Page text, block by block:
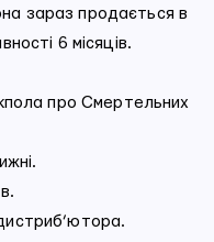
зараз продається в
6 місяців.
про Смертельних